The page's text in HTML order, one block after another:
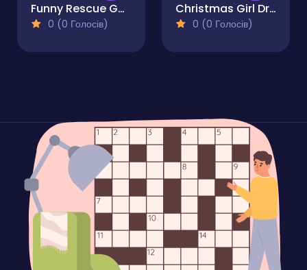
Funny Rescue Gardener
0 (0 Голосів)
Christmas Girl Dressup
0 (0 Голосів)